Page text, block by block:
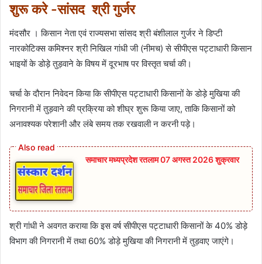
शुरू करे -सांसद श्री गुर्जर
मंदसौर । किसान नेता एवं राज्यसभा सांसद श्री बंशीलाल गुर्जर ने डिप्टी
नारकोटिक्स कमिश्नर श्री निखिल गांधी जी (नीमच) से सीपीएस पट्टाधारी किसान
भाइयों के डोड़े तुड़वाने के विषय में दूरभाष पर विस्तृत चर्चा की।
चर्चा के दौरान निवेदन किया कि सीपीएस पट्टाधारी किसानों के डोड़े मुखिया की
निगरानी में तुड़वाने की प्रक्रिया को शीघ्र शुरू किया जाए, ताकि किसानों को
अनावश्यक परेशानी और लंबे समय तक रखवाली न करनी पड़े।
समाचार मध्यप्रदेश रतलाम 07 अगस्त 2026 शुक्रवार
श्री गांधी ने अवगत कराया कि इस वर्ष सीपीएस पट्टाधारी किसानों के 40% डोड़े
विभाग की निगरानी में तथा 60% डोड़े मुखिया की निगरानी में तुड़वाए जाएंगे।